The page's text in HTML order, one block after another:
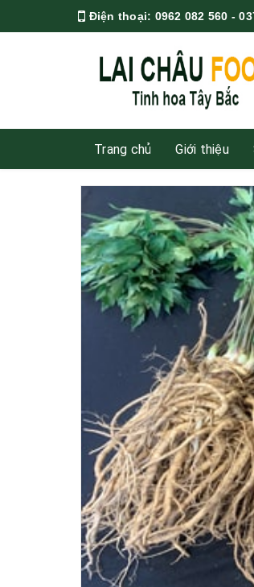
Điện thoại: 0962 082 560 -
Trang chủ Giới thiệu